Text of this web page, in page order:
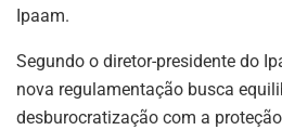
Ipaam.
Segundo o diretor-presidente do
nova regulamentação busca
desburocratização com a